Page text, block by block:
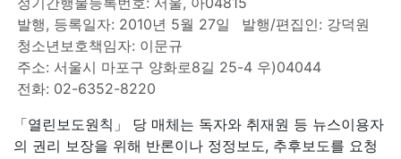
발행, 등록일자: 2010년 5월 27일
발행/편집인: 강덕원
청소년보호책임자: 이문규
주소: 서울시 마포구 양화로8길 25-4 우)04044
전화: 02-6352-8220
「열린보도원칙」 당 매체는 독자와 취재원 등 뉴스이용자
의 권리 보장을 위해 반론이나 정정보도, 추후보도를 요청